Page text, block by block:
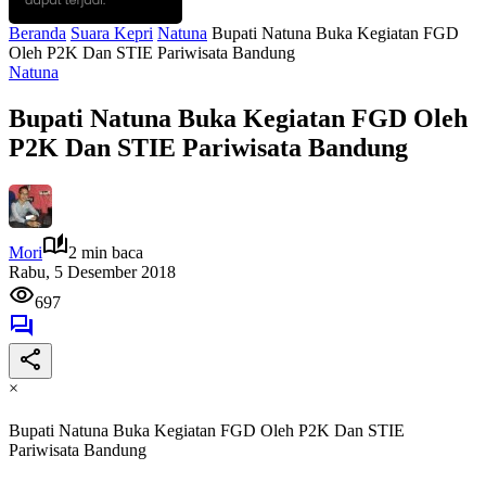
Beranda Suara Kepri Natuna Bupati Natuna Buka Kegiatan FGD
Oleh P2K Dan STIE Pariwisata Bandung
Natuna
Bupati Natuna Buka Kegiatan FGD Oleh
P2K Dan STIE Pariwisata Bandung
Mori
2 min baca
Rabu, 5 Desember 2018
697
×
Bupati Natuna Buka Kegiatan FGD Oleh P2K Dan STIE
Pariwisata Bandung